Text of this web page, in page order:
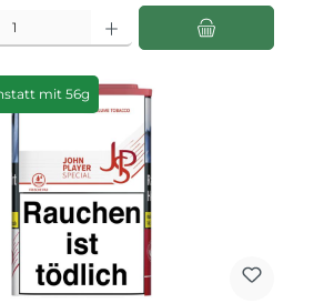
den gewünschten Wert ein oder benutze die
mit 56g